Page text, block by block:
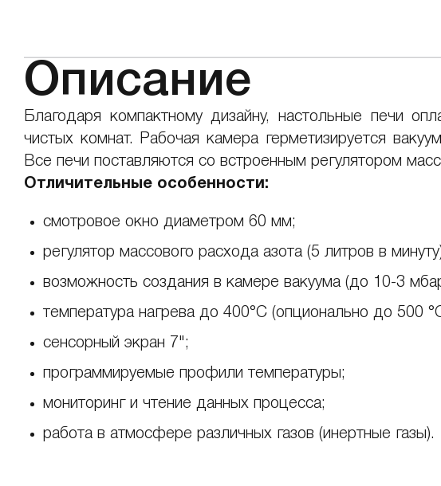
Описание
Благодаря компактному дизайну, настольные печи
чистых комнат. Рабочая камера герметизируется
Все печи поставляются со встроенным регулятором
Отличительные особенности:
смотровое окно диаметром 60 мм;
регулятор массового расхода азота (5 литров в
возможность создания в камере вакуума (до 10-3
температура нагрева до 400°C (опционально до 500
сенсорный экран 7";
программируемые профили температуры;
мониторинг и чтение данных процесса;
работа в атмосфере различных газов (инертные газы).